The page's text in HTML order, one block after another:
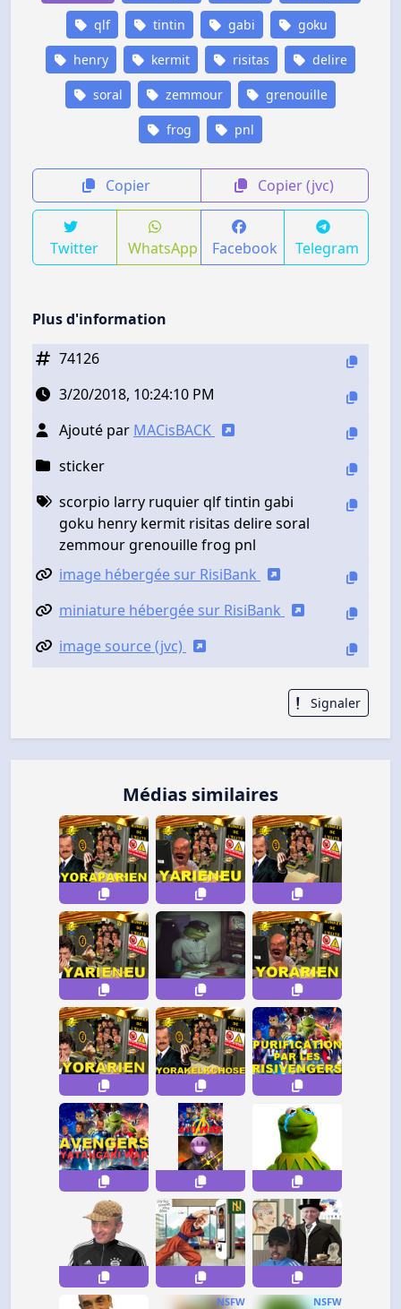
qlf tintin gabi goku
henry kermit risitas delire
soral zemmour grenouille
frog pnl
Copier Copier (jvc)
Twitter WhatsApp Facebook Telegram
Plus d'information
74126
3/20/2018, 10:24:10 PM
Ajouté par MACisBACK
sticker
scorpio larry ruquier qlf tintin gabi
goku henry kermit risitas delire soral
zemmour grenouille frog pnl
image hébergée sur RisiBank
miniature hébergée sur RisiBank
image source (jvc)
Signaler
Médias similaires
NSFW NSFW